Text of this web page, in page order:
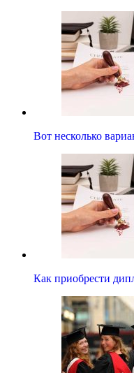
Вот несколько
Как приобрести